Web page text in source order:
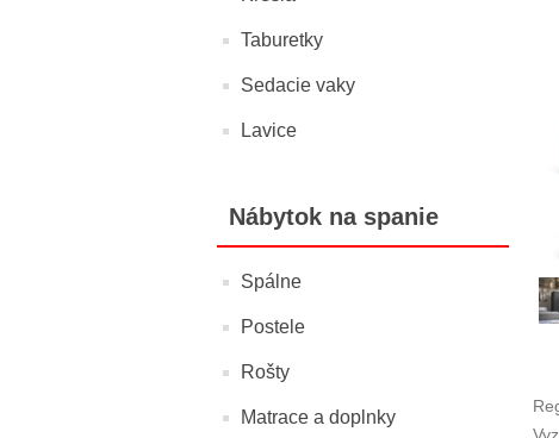
Taburetky
Sedacie vaky
Lavice
Nábytok na spanie
Spálne
Postele
Rošty
Matrace a doplnky